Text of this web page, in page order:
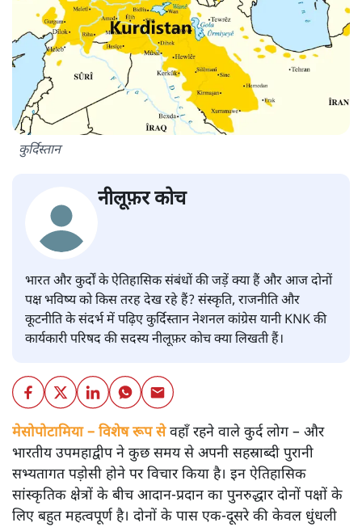
कुर्दिस्तान
नीलूफ़र कोच
भारत और कुर्दों के ऐतिहासिक संबंधों की जड़ें क्या हैं और आज दोनों
पक्ष भविष्य को किस तरह देख रहे हैं? संस्कृति, राजनीति और
कूटनीति के संदर्भ में पढ़िए कुर्दिस्तान नेशनल कांग्रेस यानी KNK की
कार्यकारी परिषद की सदस्य नीलूफ़र कोच क्या लिखती हैं।
मेसोपोटामिया – विशेष रूप सेवहाँ रहने वाले कुर्द लोग – और
भारतीय उपमहाद्वीप ने कुछ समय से अपनी सहस्राब्दी पुरानी
सभ्यतागत पड़ोसी होने पर विचार किया है। इन ऐतिहासिक
सांस्कृतिक क्षेत्रों के बीच आदान-प्रदान का पुनरुद्धार दोनों पक्षों के
लिए बहुत महत्वपूर्ण है। दोनों के पास एक-दूसरे की केवल धुंधली